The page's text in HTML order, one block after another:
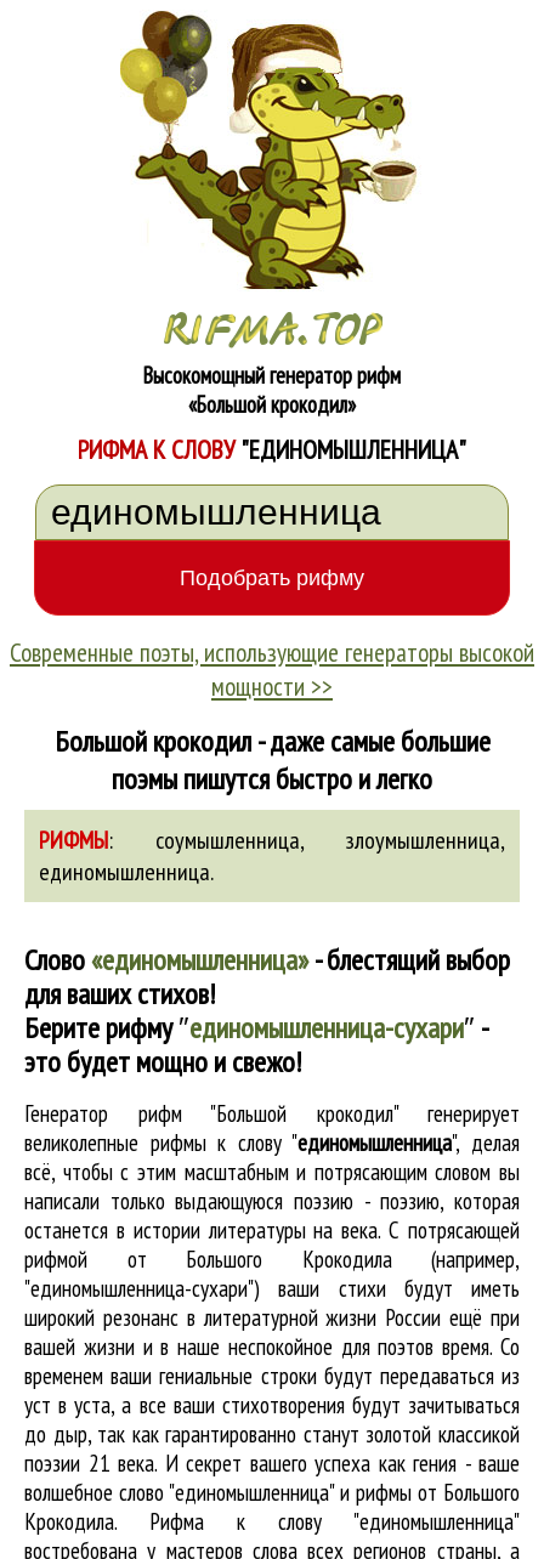
Высокомощный генератор рифм
«Большой крокодил»
РИФМА К СЛОВУ"ЕДИНОМЫШЛЕННИЦА"
Современные поэты, использующие генераторы высокой
мощности >>
Большой крокодил - даже самые большие
поэмы пишутся быстро и легко
РИФМЫ: соумышленница, злоумышленница,
единомышленница.
Слово«единомышленница»- блестящий выбор
для ваших стихов!
Берите рифму″единомышленница-сухари″ -
это будет мощно и свежо!
Генератор рифм "Большой крокодил" генерирует
великолепные рифмы к слову "единомышленница", делая
всё, чтобы с этим масштабным и потрясающим словом вы
написали только выдающуюся поэзию - поэзию, которая
останется в истории литературы на века. С потрясающей
рифмой от Большого Крокодила (например,
"единомышленница-сухари") ваши стихи будут иметь
широкий резонанс в литературной жизни России ещё при
вашей жизни и в наше неспокойное для поэтов время. Со
временем ваши гениальные строки будут передаваться из
уст в уста, а все ваши стихотворения будут зачитываться
до дыр, так как гарантированно станут золотой классикой
поэзии 21 века. И секрет вашего успеха как гения - ваше
волшебное слово "единомышленница" и рифмы от Большого
Крокодила. Рифма к слову "единомышленница"
востребована у мастеров слова всех регионов страны, а